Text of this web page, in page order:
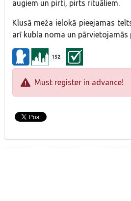
augiem un pirti, pirts rituāliem.
Klusā meža ielokā pieejamas
arī kubla noma un
152
Must register in advance!